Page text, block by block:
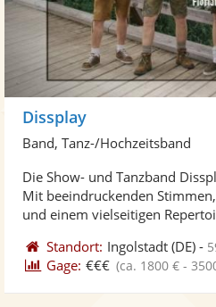
Dissplay
Band, Tanz-/Hochzeitsband
Die Show- und Tanzband
Mit beeindruckenden
und einem vielseitigen
Standort: Ingolstadt (DE) -
Gage: €€€ (ca. 1800 € -